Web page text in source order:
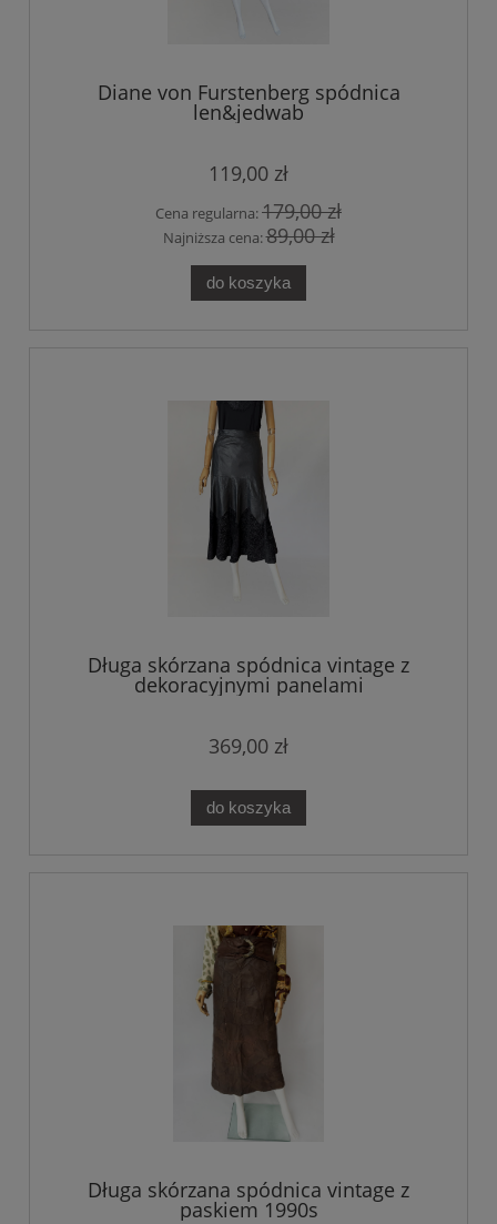
Diane von Furstenberg spódnica
len&jedwab
119,00 zł
Cena regularna:179,00 zł
Najniższa cena:89,00 zł
do koszyka
Długa skórzana spódnica vintage z
dekoracyjnymi panelami
369,00 zł
do koszyka
Długa skórzana spódnica vintage z
paskiem 1990s